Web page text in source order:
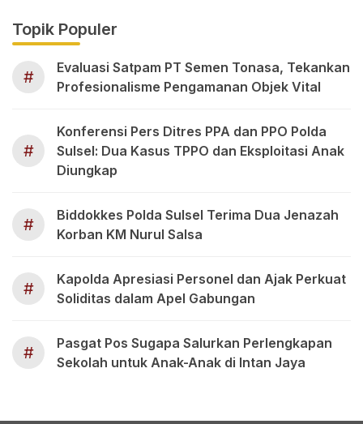
Topik Populer
#
Evaluasi Satpam PT Semen Tonasa, Tekankan
Profesionalisme Pengamanan Objek Vital
#
Konferensi Pers Ditres PPA dan PPO Polda
Sulsel: Dua Kasus TPPO dan Eksploitasi Anak
Diungkap
#
Biddokkes Polda Sulsel Terima Dua Jenazah
Korban KM Nurul Salsa
#
Kapolda Apresiasi Personel dan Ajak Perkuat
Soliditas dalam Apel Gabungan
#
Pasgat Pos Sugapa Salurkan Perlengkapan
Sekolah untuk Anak-Anak di Intan Jaya